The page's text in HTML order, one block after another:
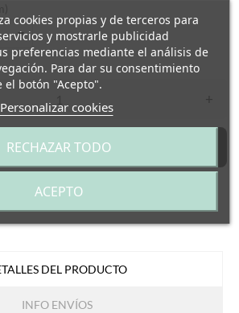
+
Añadir al carrito
DEL PRODUCTO
INFO ENVÍOS
cookies propias y de terceros para
y mostrarle publicidad
preferencias mediante el análisis de
Para dar su consentimiento
el botón "Acepto".
Personalizar cookies
RECHAZAR TODO
ACEPTO